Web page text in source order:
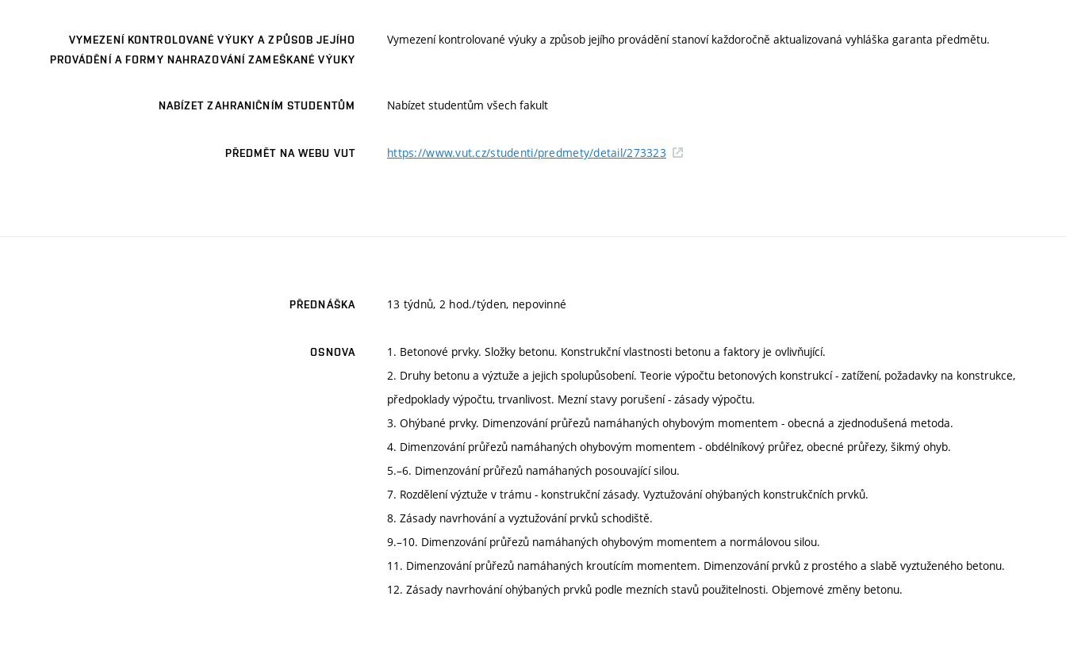
VYMEZENÍ KONTROLOVANÉ VÝUKY A ZPŮSOB JEJÍHO
PROVÁDĚNÍ A FORMY NAHRAZOVÁNÍ ZAMEŠKANÉ VÝUKY
Vymezení kontrolované výuky a způsob jejího provádění stanoví každoročně aktualizovaná vyhláška garanta předmětu.
NABÍZET ZAHRANIČNÍM STUDENTŮM Nabízet studentům všech fakult
PŘEDMĚT NA WEBU VUT https://www.vut.cz/studenti/predmety/detail/273323
PŘEDNÁŠKA 13 týdnů, 2 hod./týden, nepovinné
OSNOVA
1. Betonové prvky. Složky betonu. Konstrukční vlastnosti betonu a faktory je ovlivňující.
2. Druhy betonu a výztuže a jejich spolupůsobení. Teorie výpočtu betonových konstrukcí - zatížení, požadavky na konstrukce,
předpoklady výpočtu, trvanlivost. Mezní stavy porušení - zásady výpočtu.
3. Ohýbané prvky. Dimenzování průřezů namáhaných ohybovým momentem - obecná a zjednodušená metoda.
4. Dimenzování průřezů namáhaných ohybovým momentem - obdélníkový průřez, obecné průřezy, šikmý ohyb.
5.–6. Dimenzování průřezů namáhaných posouvající silou.
7. Rozdělení výztuže v trámu - konstrukční zásady. Vyztužování ohýbaných konstrukčních prvků.
8. Zásady navrhování a vyztužování prvků schodiště.
9.–10. Dimenzování průřezů namáhaných ohybovým momentem a normálovou silou.
11. Dimenzování průřezů namáhaných kroutícím momentem. Dimenzování prvků z prostého a slabě vyztuženého betonu.
12. Zásady navrhování ohýbaných prvků podle mezních stavů použitelnosti. Objemové změny betonu.